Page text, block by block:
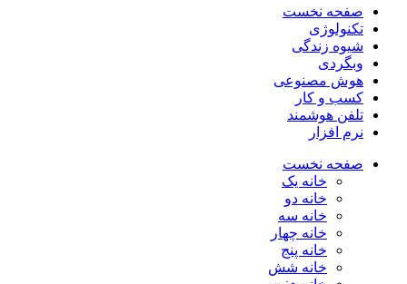
صفحه نخست
تکنولوژی
شیوه زندگی
وبگردی
هوش مصنوعی
کسب و کار
تلفن هوشمند
نرم افزار
صفحه نخست
خانه یک
خانه دو
خانه سه
خانه چهار
خانه پنج
خانه شش